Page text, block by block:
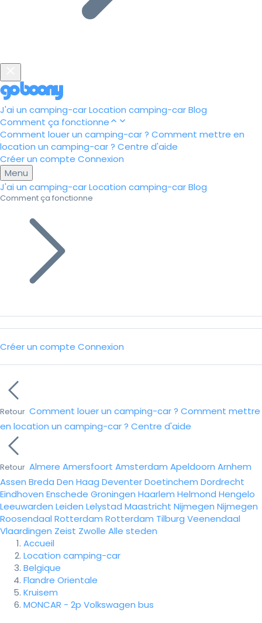
J'ai un camping-carLocation camping-carBlog
Comment ça fonctionne
Comment louer un camping-car ? Comment mettre en
location un camping-car ? Centre d'aide
Créer un compte Connexion
Menu
J'ai un camping-carLocation camping-carBlog
Comment ça fonctionne
Créer un compte Connexion
Retour Comment louer un camping-car ? Comment mettre
en location un camping-car ? Centre d'aide
Retour Almere Amersfoort Amsterdam Apeldoorn Arnhem
Assen Breda Den Haag DeventerDoetinchem Dordrecht
Eindhoven Enschede Groningen Haarlem Helmond Hengelo
Leeuwarden Leiden Lelystad Maastricht Nijmegen Nijmegen
Roosendaal Rotterdam Rotterdam Tilburg Veenendaal
Vlaardingen Zeist Zwolle Alle steden
Accueil
Location camping-car
Belgique
Flandre Orientale
Kruisem
MONCAR - 2p Volkswagen bus